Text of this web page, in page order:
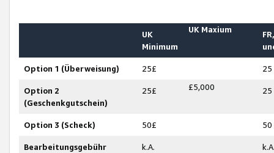
UK
Minimum
UK Maxium
Option 1 (Überweisung) 25£ 25
Option 2
(Geschenkgutschein)
25£ £5,000 25
Option 3 (Scheck) 50£ 50
Bearbeitungsgebühr
k.A.